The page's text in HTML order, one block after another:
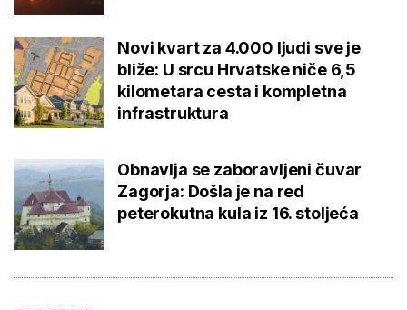
Novi kvart za 4.000 ljudi sve je
bliže: U srcu Hrvatske niče 6,5
kilometara cesta i kompletna
infrastruktura
Obnavlja se zaboravljeni čuvar
Zagorja: Došla je na red
peterokutna kula iz 16. stoljeća